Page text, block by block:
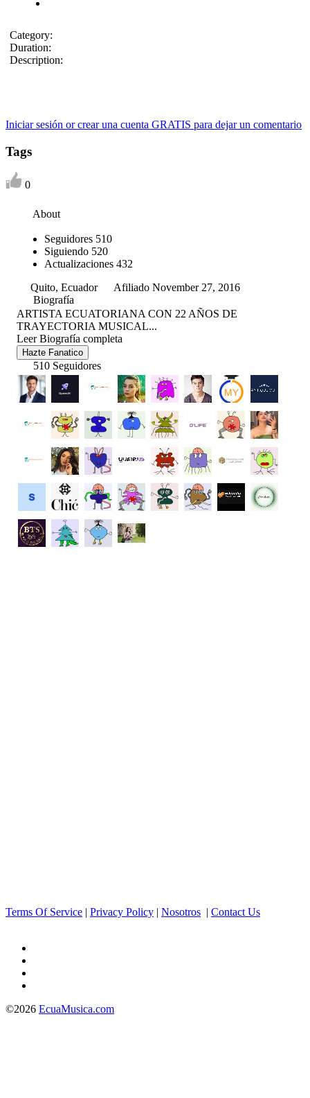
Category:
Duration:
Description:
Iniciar sesión or crear una cuenta GRATIS para dejar un comentario
Tags
0
About
Seguidores 510
Siguiendo 520
Actualizaciones 432
Quito, Ecuador
Afiliado November 27, 2016
Biografía
ARTISTA ECUATORIANA CON 22 AÑOS DE
TRAYECTORIA MUSICAL...
Leer Biografía completa
Hazte Fanatico
510 Seguidores
Terms Of Service | Privacy Policy | Nosotros | Contact Us
©2026 EcuaMusica.com